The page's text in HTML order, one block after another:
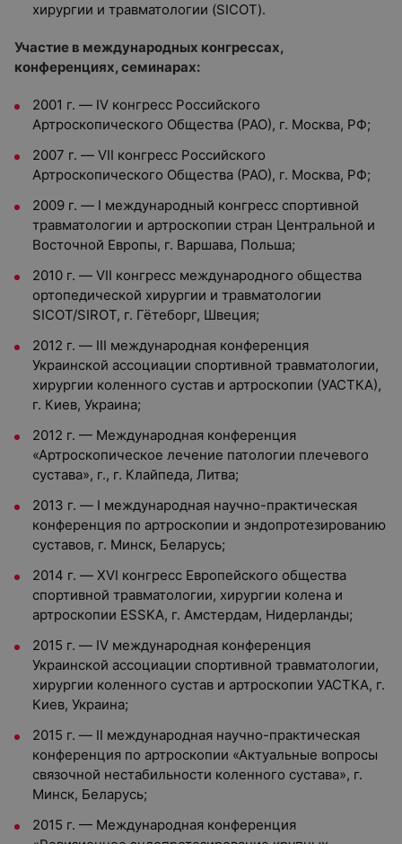
хирургии и травматологии (SICOT).
Участие в международных конгрессах,
конференциях, семинарах:
2001 г. — IV конгресс Российского
Артроскопического Общества (РАО), г. Москва, РФ;
2007 г. — VII конгресс Российского
Артроскопического Общества (РАО), г. Москва, РФ;
2009 г. — I международный конгресс спортивной
травматологии и артроскопии стран Центральной и
Восточной Европы, г. Варшава, Польша;
2010 г. — VII конгресс международного общества
ортопедической хирургии и травматологии
SICOT/SIROT, г. Гётеборг, Швеция;
2012 г. — III международная конференция
Украинской ассоциации спортивной травматологии,
хирургии коленного сустав и артроскопии (УАСТКА),
г. Киев, Украина;
2012 г. — Международная конференция
«Артроскопическое лечение патологии плечевого
сустава», г., г. Клайпеда, Литва;
2013 г. — I международная научно-практическая
конференция по артроскопии и эндопротезированию
суставов, г. Минск, Беларусь;
2014 г. — XVI конгресс Европейского общества
спортивной травматологии, хирургии колена и
артроскопии ESSKA, г. Амстердам, Нидерланды;
2015 г. — IV международная конференция
Украинской ассоциации спортивной травматологии,
хирургии коленного сустав и артроскопии УАСТКА, г.
Киев, Украина;
2015 г. — II международная научно-практическая
конференция по артроскопии «Актуальные вопросы
связочной нестабильности коленного сустава», г.
Минск, Беларусь;
2015 г. — Международная конференция